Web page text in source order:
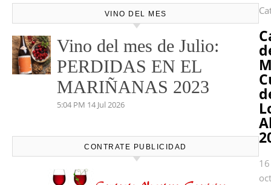
VINO DEL MES
Vino del mes de Julio:
PERDIDAS EN EL
MARIÑANAS 2023
5:04 PM 14 Jul 2026
CONTRATE PUBLICIDAD
16